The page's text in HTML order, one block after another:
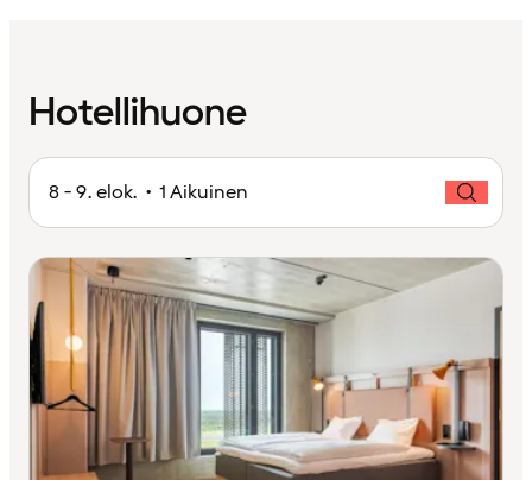
Hotellihuone
8 - 9. elok. • 1 Aikuinen